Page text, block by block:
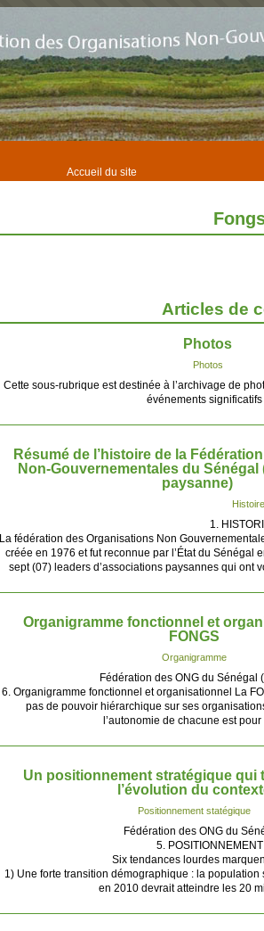
Accueil du site
Articles de
Photos
Photos
Cette sous-rubrique est destinée à l’archivage de
événements
Résumé de l’histoire de la
Non-Gouvernementales du Sénégal
paysanne)
Histoire
1.
La fédération des Organisations Non
créée en 1976 et fut reconnue par l’État du Sénégal
sept (07) leaders d’associations paysannes qui ont
Organigramme fonctionnel et
FONGS
Organigramme
Fédération des ONG du Sénégal
6. Organigramme fonctionnel et organisationnel La
pas de pouvoir hiérarchique sur ses
l’autonomie de chacune est
Un positionnement stratégique qui
l’évolution du
Positionnement statégique
Fédération des ONG du
5.
Six tendances lourdes
1) Une forte transition démographique : la
en 2010 devrait atteindre les 20